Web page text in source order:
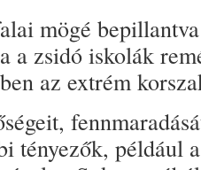
mögé
a zsidó iskolák
az extrém
tényezők, például